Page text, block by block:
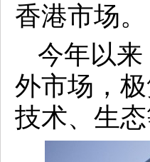
香港市场。
今年以
外市场，
技术、生态